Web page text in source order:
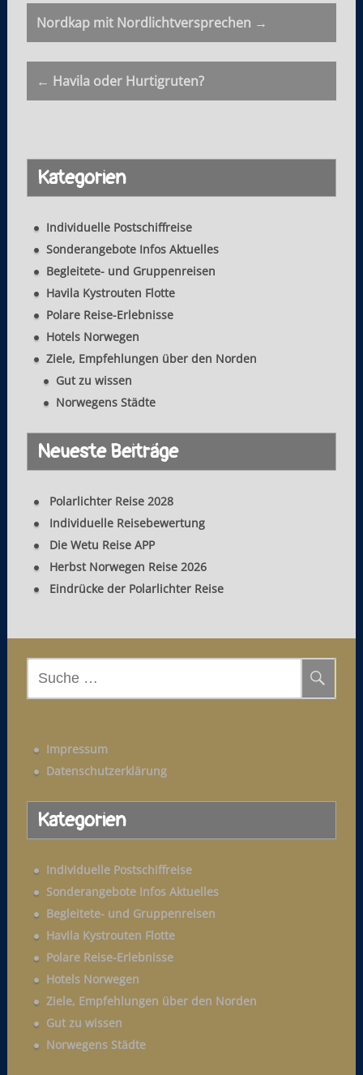
P
o
t
a
g
a
t
o
Nordkap mit Nordlichtversprechen →
← Havila oder Hurtigruten?
Kategorien
Individuelle Postschiffreise
Sonderangebote Infos Aktuelles
Begleitete- und Gruppenreisen
Havila Kystrouten Flotte
Polare Reise-Erlebnisse
Hotels Norwegen
Ziele, Empfehlungen über den Norden
Gut zu wissen
Norwegens Städte
Neueste Beiträge
Polarlichter Reise 2028
Individuelle Reisebewertung
Die Wetu Reise APP
Herbst Norwegen Reise 2026
Eindrücke der Polarlichter Reise
e
n
a
h
Impressum
Datenschutzerklärung
Kategorien
Individuelle Postschiffreise
Sonderangebote Infos Aktuelles
Begleitete- und Gruppenreisen
Havila Kystrouten Flotte
Polare Reise-Erlebnisse
Hotels Norwegen
Ziele, Empfehlungen über den Norden
Gut zu wissen
Norwegens Städte